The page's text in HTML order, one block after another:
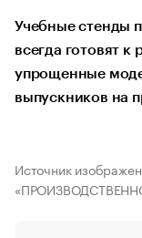
Учебные стенды
всегда готовят
упрощенные
выпускников на
Источник